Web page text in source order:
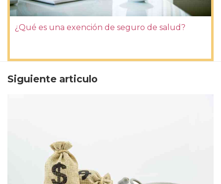
¿Qué es una exención de seguro de salud?
Siguiente articulo